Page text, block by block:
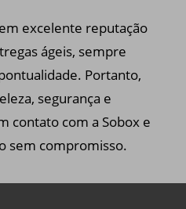
excelente reputação
ágeis, sempre
Portanto,
segurança e
contato com a Sobox e
sem compromisso.